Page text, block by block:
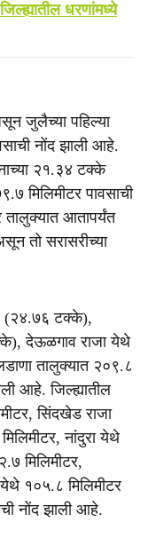
धरणांमध्ये
जुलैच्या पहिल्या
नोंद झाली आहे.
२१.३४ टक्के
मिलिमीटर पावसाची
तालुक्यात आतापर्यंत
तो सरासरीच्या
(२४.७६ टक्के),
देऊळगाव राजा येथे
तालुक्यात २०९.८
आहे. जिल्ह्यातील
सिंदखेड राजा
नांदुरा येथे
मिलिमीटर,
१०५.८ मिलिमीटर
नोंद झाली आहे.